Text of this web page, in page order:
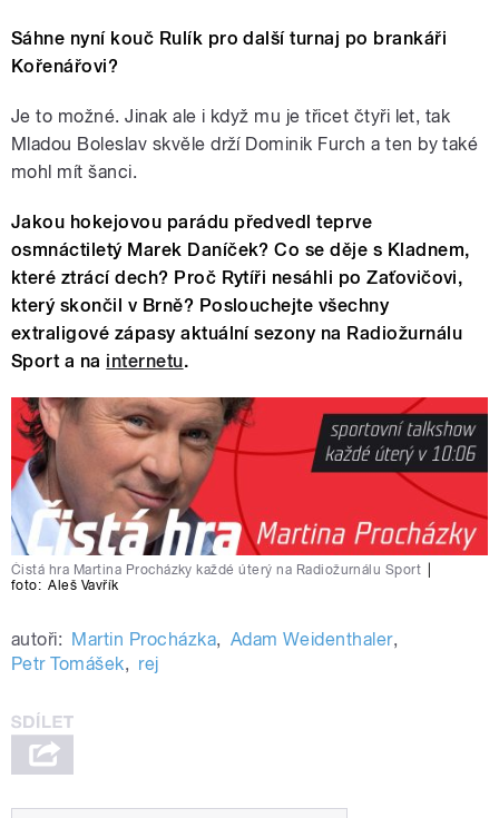
Sáhne nyní kouč Rulík pro další turnaj po brankáři
Kořenářovi?
Je to možné. Jinak ale i když mu je třicet čtyři let, tak
Mladou Boleslav skvěle drží Dominik Furch a ten by také
mohl mít šanci.
Jakou hokejovou parádu předvedl teprve
osmnáctiletý Marek Daníček? Co se děje s Kladnem,
které ztrácí dech? Proč Rytíři nesáhli po Zaťovičovi,
který skončil v Brně? Poslouchejte všechny
extraligové zápasy aktuální sezony na Radiožurnálu
Sport a na internetu.
Čistá hra Martina Procházky každé úterý na Radiožurnálu Sport
foto: Aleš Vavřík
autoři: Martin Procházka, Adam Weidenthaler,
Petr Tomášek, rej